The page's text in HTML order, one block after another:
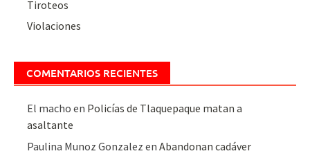
Tiroteos
Violaciones
COMENTARIOS RECIENTES
El macho en Policías de Tlaquepaque matan a
asaltante
Paulina Munoz Gonzalez enAbandonan cadáver